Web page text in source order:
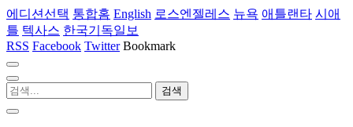
에디션선택 통합홈 English 로스엔젤레스 뉴욕 애틀랜타 시애
틀 텍사스 한국기독일보
RSS Facebook Twitter Bookmark